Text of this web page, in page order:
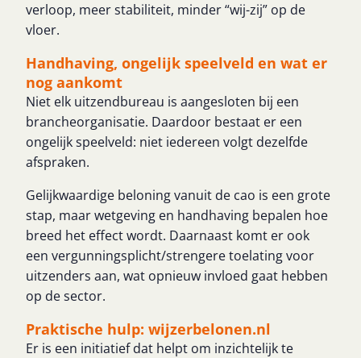
verloop, meer stabiliteit, minder “wij-zij” op de
vloer.
Handhaving, ongelijk speelveld en wat er
nog aankomt
Niet elk uitzendbureau is aangesloten bij een
brancheorganisatie. Daardoor bestaat er een
ongelijk speelveld: niet iedereen volgt dezelfde
afspraken.
Gelijkwaardige beloning vanuit de cao is een grote
stap, maar wetgeving en handhaving bepalen hoe
breed het effect wordt. Daarnaast komt er ook
een vergunningsplicht/strengere toelating voor
uitzenders aan, wat opnieuw invloed gaat hebben
op de sector.
Praktische hulp: wijzerbelonen.nl
Er is een initiatief dat helpt om inzichtelijk te